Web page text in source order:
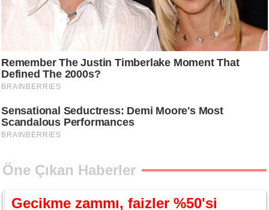
Öne Çıkan Haberler
Gecikme zammı, faizler %50'si